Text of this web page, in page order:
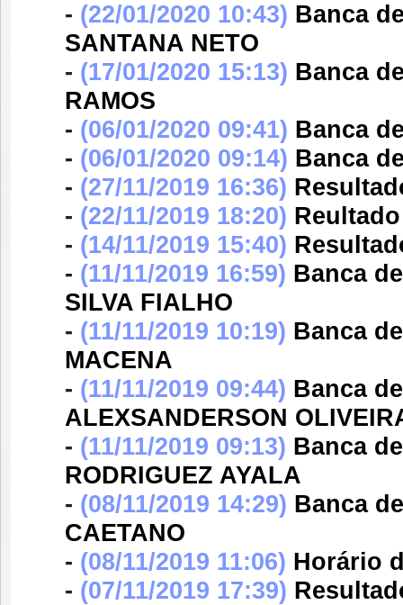
- (22/01/2020 10:43) Banca
SANTANA NETO
- (17/01/2020 15:13) Banca
RAMOS
- (06/01/2020 09:41) Banca
- (06/01/2020 09:14) Banca
- (27/11/2019 16:36)
- (22/11/2019 18:20)
- (14/11/2019 15:40)
- (11/11/2019 16:59) Banca
SILVA FIALHO
- (11/11/2019 10:19) Banca
MACENA
- (11/11/2019 09:44) Banca
ALEXSANDERSON
- (11/11/2019 09:13) Banca
RODRIGUEZ AYALA
- (08/11/2019 14:29) Banca
CAETANO
- (08/11/2019 11:06) Horário
- (07/11/2019 17:39)